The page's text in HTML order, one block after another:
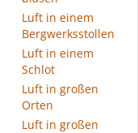
Luft in einem
Bergwerksstollen
Luft in einem
Schlot
Luft in großen
Orten
Luft in großen